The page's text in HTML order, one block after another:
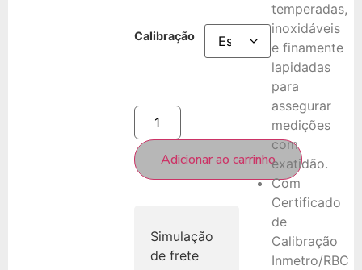
Calibração
Adicionar ao carrinho
Simulação
de frete
temperadas,
inoxidáveis
e finamente
lapidadas
para
assegurar
medições
com
exatidão.
Com
Certificado
de
Calibração
Inmetro/RBC